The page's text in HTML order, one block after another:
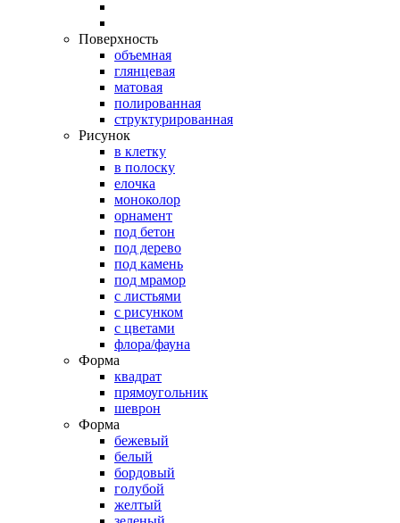
Поверхность
объемная
глянцевая
матовая
полированная
структурированная
Рисунок
в клетку
в полоску
елочка
моноколор
орнамент
под бетон
под дерево
под камень
под мрамор
с листьями
с рисунком
с цветами
флора/фауна
Форма
квадрат
прямоугольник
шеврон
Форма
бежевый
белый
бордовый
голубой
желтый